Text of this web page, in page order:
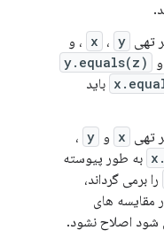
تهی x ، y ، و
و
y.equals(z)
باید
تهی x و y ،
به طور پیوسته
را برمی گرداند،
مقایسه های
شود اصلاح نشود.